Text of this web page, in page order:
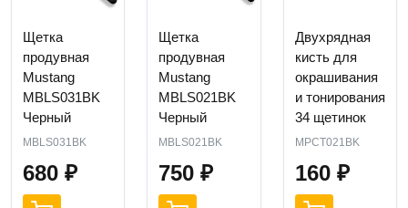
Щетка
продувная
Mustang
MBLS031BK
Черный
MBLS031BK
680 ₽
Щетка
продувная
Mustang
MBLS021BK
Черный
MBLS021BK
750₽
Двухрядная
кисть для
окрашивания
и тонирования
34 щетинок
MPCT021BK
160 ₽